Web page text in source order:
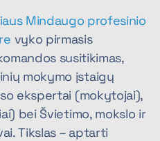
Mindaugo profesinio
vyko pirmasis
susitikimas,
mokymo įstaigų
ekspertai (mokytojai),
bei Švietimo, mokslo ir
Tikslas – aptarti